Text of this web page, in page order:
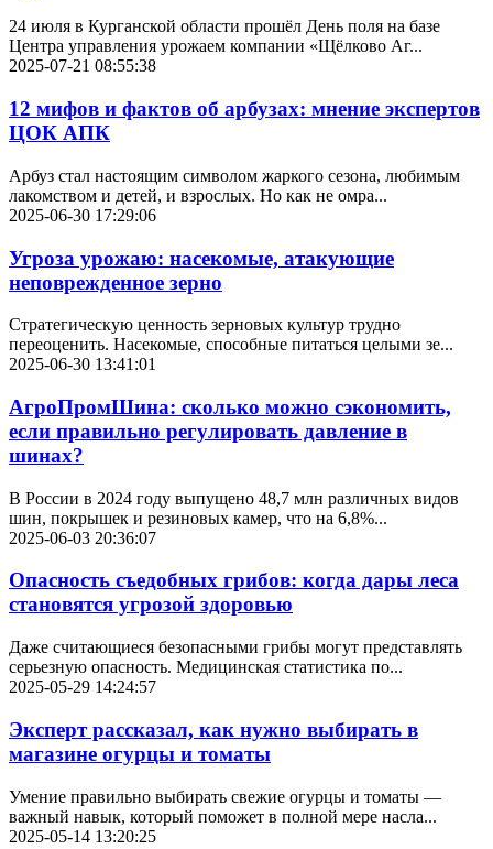
24 июля в Курганской области прошёл День поля на базе
Центра управления урожаем компании «Щёлково Аг...
2025-07-21 08:55:38
12 мифов и фактов об арбузах: мнение экспертов
ЦОК АПК
Арбуз стал настоящим символом жаркого сезона, любимым
лакомством и детей, и взрослых. Но как не омра...
2025-06-30 17:29:06
Угроза урожаю: насекомые, атакующие
неповрежденное зерно
Стратегическую ценность зерновых культур трудно
переоценить. Насекомые, способные питаться целыми зе...
2025-06-30 13:41:01
АгроПромШина: сколько можно сэкономить,
если правильно регулировать давление в
шинах?
В России в 2024 году выпущено 48,7 млн различных видов
шин, покрышек и резиновых камер, что на 6,8%...
2025-06-03 20:36:07
Опасность съедобных грибов: когда дары леса
становятся угрозой здоровью
Даже считающиеся безопасными грибы могут представлять
серьезную опасность. Медицинская статистика по...
2025-05-29 14:24:57
Эксперт рассказал, как нужно выбирать в
магазине огурцы и томаты
Умение правильно выбирать свежие огурцы и томаты —
важный навык, который поможет в полной мере насла...
2025-05-14 13:20:25